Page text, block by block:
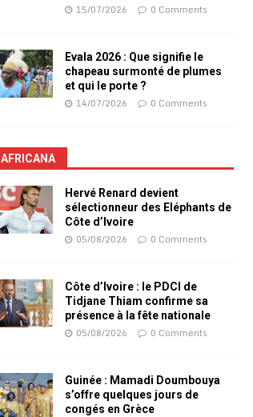
15/07/2026 0 Comments
Evala 2026 : Que signifie le
chapeau surmonté de plumes
et qui le porte ?
14/07/2026 0 Comments
AFRICANA
Hervé Renard devient
sélectionneur des Eléphants de
Côte d’Ivoire
05/08/2026 0 Comments
Côte d’Ivoire : le PDCI de
Tidjane Thiam confirme sa
présence à la fête nationale
05/08/2026 0 Comments
Guinée : Mamadi Doumbouya
s’offre quelques jours de
congés en Grèce